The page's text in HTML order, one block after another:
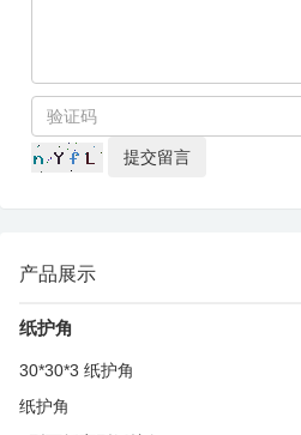
产品展示
纸护角
30*30*3 纸护角
纸护角